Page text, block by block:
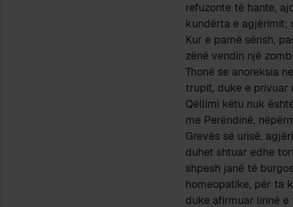
refuzonte të hante,
kundërta e agjërimit;
Kur e pamë sërish,
zënë vendin një
Thonë se anoreksia
trupit, duke e privuar
Qëllimi këtu nuk
me Perëndinë,
Grevës së urisë,
duhet shtuar edhe
shpesh janë të
homeopatike, për ta
duke afirmuar lirinë